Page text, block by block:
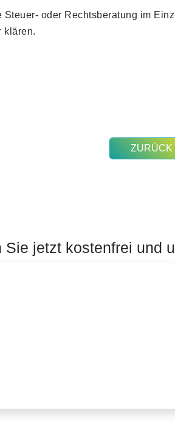
oder Rechtsberatung im
klären.
ZURÜCK
Sie jetzt kostenfrei und